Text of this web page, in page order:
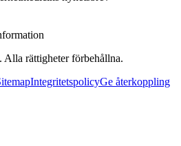
rättigheter förbehållna.
IntegritetspolicyGe återkoppling